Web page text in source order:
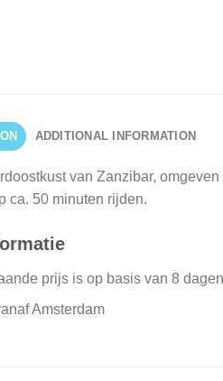
ADDITIONAL INFORMATION
van Zanzibar,
ca. 50 minuten rijden.
prijs is op basis van 8 dagen
Amsterdam